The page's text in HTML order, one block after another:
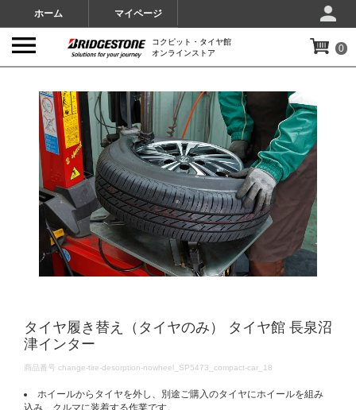
ホーム マイページ
コクピット・タイヤ館
オンラインストア
0
タイヤ履き替え（タイヤのみ） タイヤ館 長泉沼
津インター
DETAILS
商品番号 change-tire-desorption-nowheel_SP5473_compact-car_18
ホイールからタイヤを外し、別途ご購入のタイヤにホイールを組み
込み、クルマに装着する作業です。